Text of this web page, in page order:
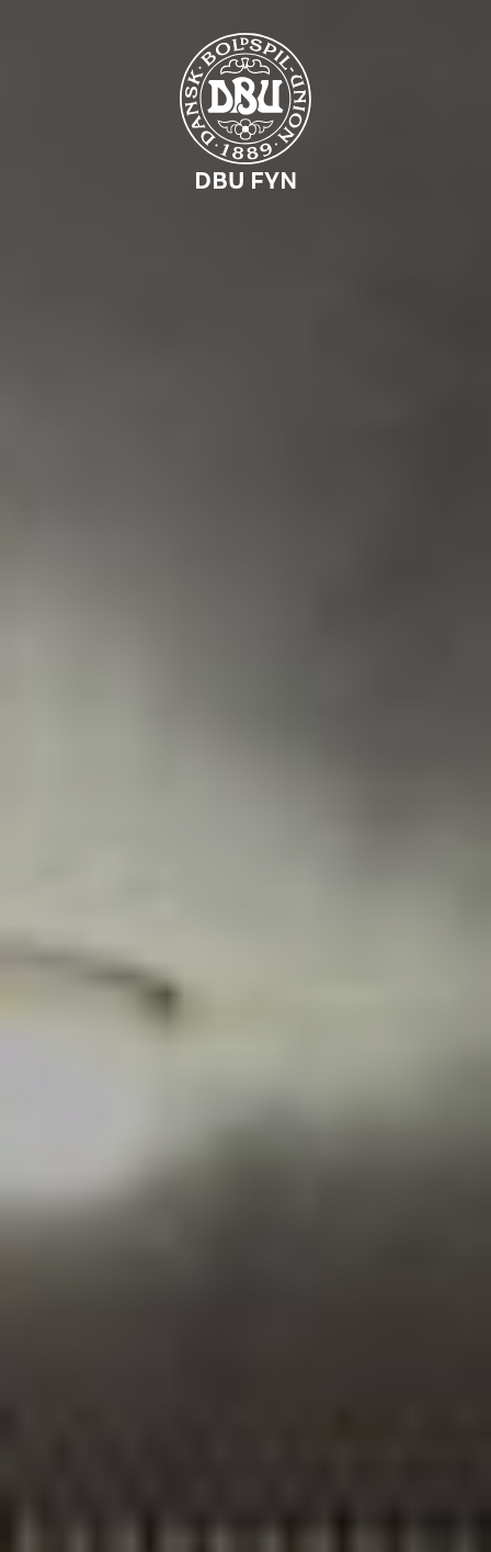
INDHOLD OG NYHEDER
STILLINGER, RESULTATER, KLUBBER OG
HOLD
DBU FYN